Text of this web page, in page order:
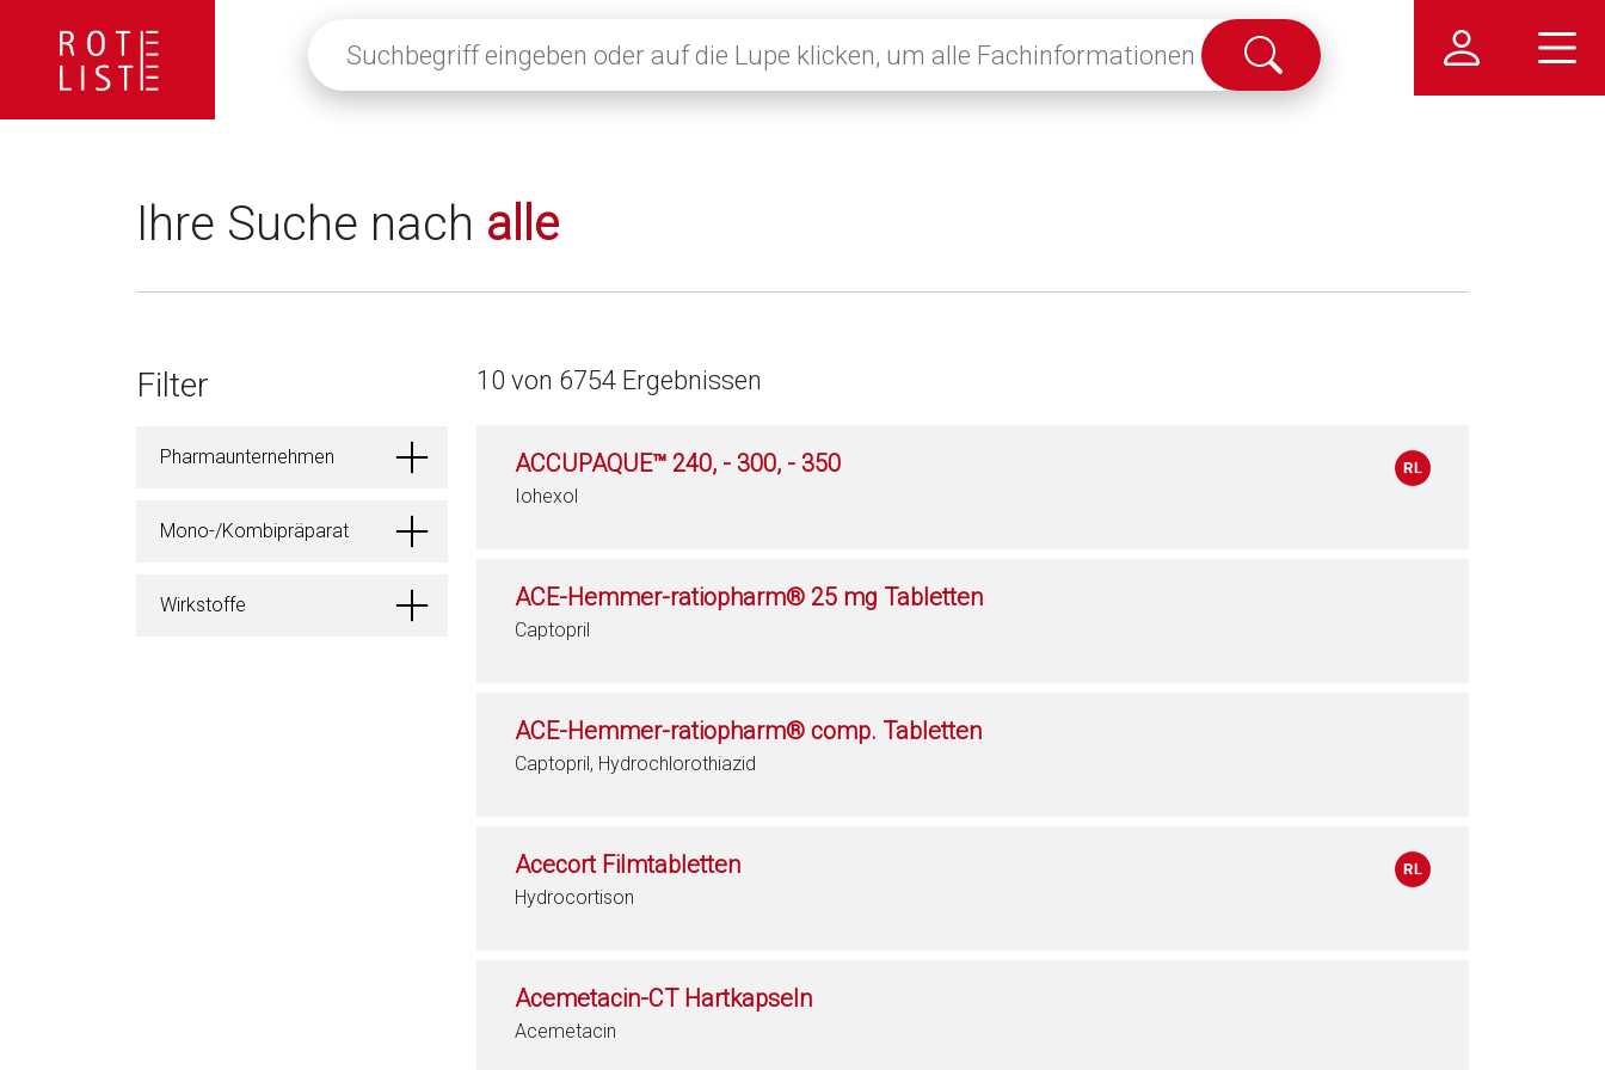
eingeben
oder
klicken,
Fachinformationen
Suche
abschicken
Ihre Suche nach alle
Filter
Pharmaunternehmen
Mono-/Kombipräparat
Wirkstoffe
10 von 6754 Ergebnissen
ACCUPAQUE™ 240, - 300, - 350
Iohexol
ACE-Hemmer-ratiopharm® 25 mg Tabletten
Captopril
ACE-Hemmer-ratiopharm® comp. Tabletten
Captopril, Hydrochlorothiazid
Acecort Filmtabletten
Hydrocortison
Acemetacin-CT Hartkapseln
Acemetacin